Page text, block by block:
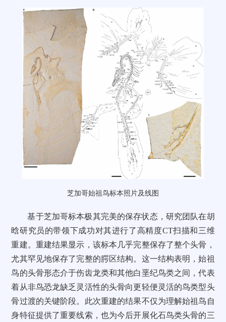
芝加哥始祖鸟标本照片及线图
基于芝加哥标本极其完美的保存状态，研究团队在胡
晗研究员的带领下成功对其进行了高精度CT扫描和三维
重建。重建结果显示，该标本几乎完整保存了整个头骨，
尤其罕见地保存了完整的腭区结构。这一结构表明，始祖
鸟的头骨形态介于伤齿龙类和其他白垩纪鸟类之间，代表
着从非鸟恐龙缺乏灵活性的头骨向更轻便灵活的鸟类型头
骨过渡的关键阶段。此次重建的结果不仅为理解始祖鸟自
身特征提供了重要线索，也为今后开展化石鸟类头骨的三